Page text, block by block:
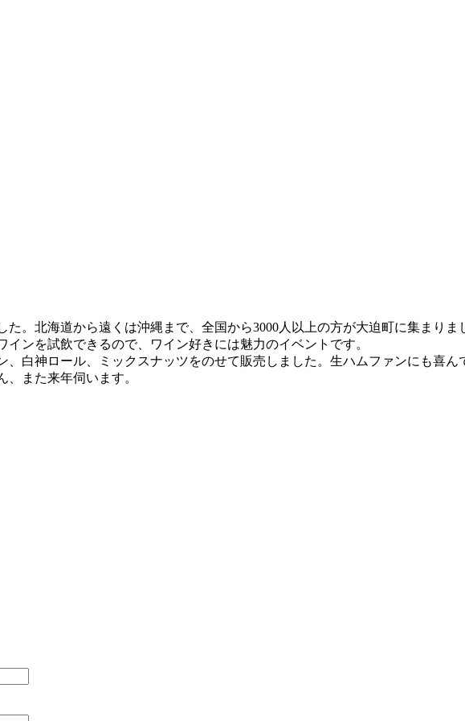
。北海道から遠くは沖縄まで、全国から3000人以上の方が大迫町に集まりま
ンを試飲できるので、ワイン好きには魅力のイベントです。
、白神ロール、ミックスナッツをのせて販売しました。生ハムファンにも喜ん
また来年伺います。